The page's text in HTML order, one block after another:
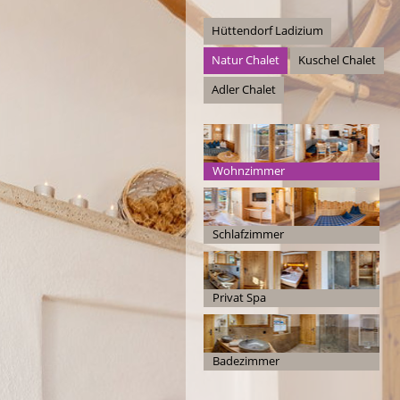
Hüttendorf Ladizium
Natur Chalet
Kuschel Chalet
Adler Chalet
Wohnzimmer
Schlafzimmer
Privat Spa
Badezimmer